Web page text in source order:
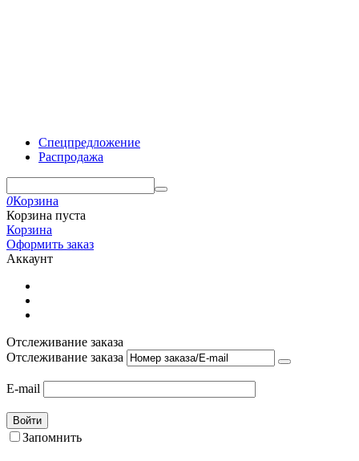
Спецпредложение
Распродажа
0Корзина
Корзина пуста
Корзина
Оформить заказ
Аккаунт
Отслеживание заказа
Отслеживание заказа
E-mail
Войти
Запомнить